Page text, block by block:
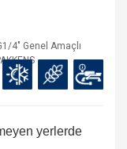
4" Genel Amaçlı
yerlerde